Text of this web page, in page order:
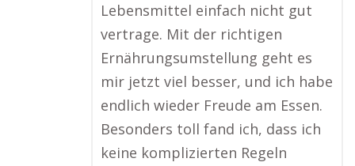
Lebensmittel einfach nicht gut
vertrage. Mit der richtigen
Ernährungsumstellung geht es
mir jetzt viel besser, und ich habe
endlich wieder Freude am Essen.
Besonders toll fand ich, dass ich
keine komplizierten Regeln